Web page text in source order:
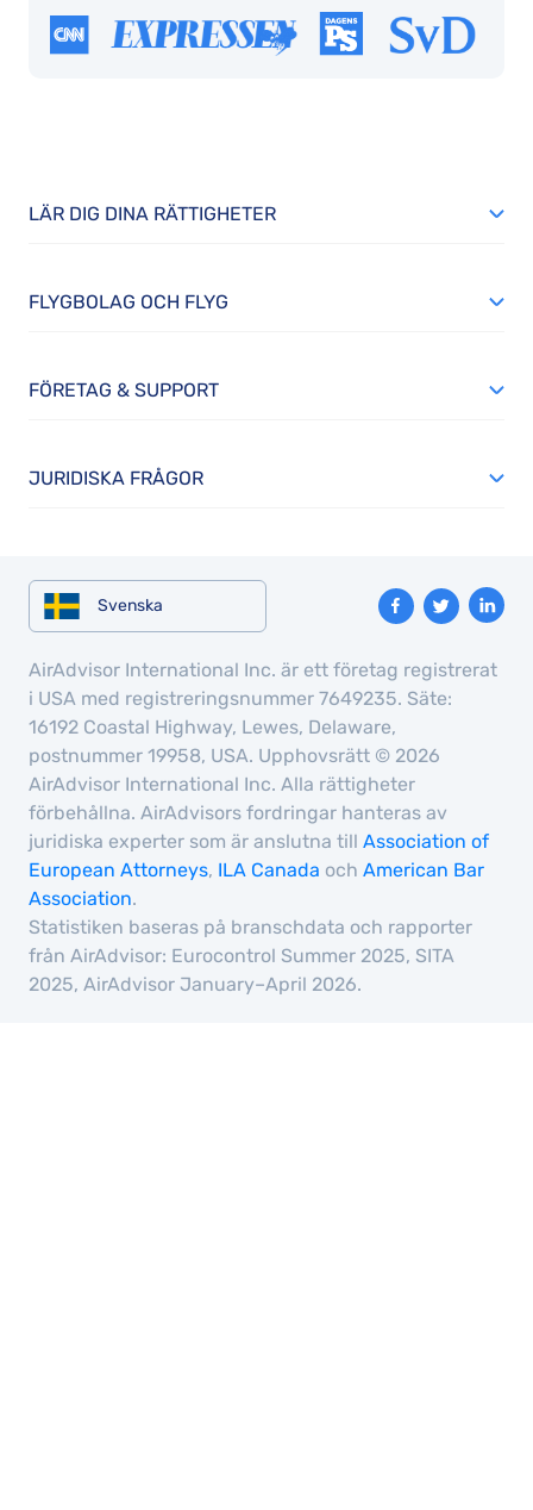
LÄR DIG DINA RÄTTIGHETER
FLYGBOLAG OCH FLYG
FÖRETAG & SUPPORT
JURIDISKA FRÅGOR
Svenska
AirAdvisor International Inc. är ett företag registrerat
i USA med registreringsnummer 7649235. Säte:
16192 Coastal Highway, Lewes, Delaware,
postnummer 19958, USA. Upphovsrätt © 2026
AirAdvisor International Inc. Alla rättigheter
förbehållna. AirAdvisors fordringar hanteras av
juridiska experter som är anslutna till Association of
European Attorneys, ILA Canada och American Bar
Association.
Statistiken baseras på branschdata och rapporter
från AirAdvisor: Eurocontrol Summer 2025, SITA
2025, AirAdvisor January–April 2026.